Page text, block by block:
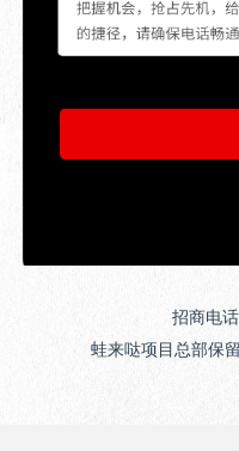
招商电
蛙来哒项目总部保